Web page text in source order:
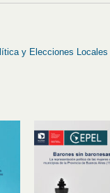
y Elecciones Locales